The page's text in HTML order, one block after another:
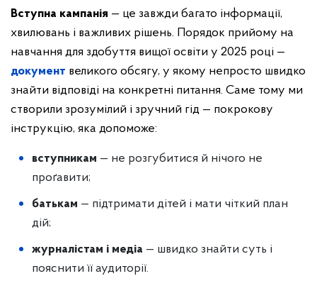
Вступна кампанія — це завжди багато інформації,
хвилювань і важливих рішень. Порядок прийому на
навчання для здобуття вищої освіти у 2025 році —
документ великого обсягу, у якому непросто швидко
знайти відповіді на конкретні питання. Саме тому ми
створили зрозумілий і зручний гід — покрокову
інструкцію, яка допоможе:
вступникам — не розгубитися й нічого не
проґавити;
батькам — підтримати дітей і мати чіткий план
дій;
журналістам і медіа — швидко знайти суть і
пояснити її аудиторії.